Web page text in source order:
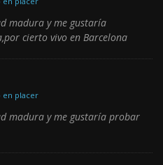
madura y me gustaría
cierto vivo en Barcelona
en placer
madura y me gustaría probar